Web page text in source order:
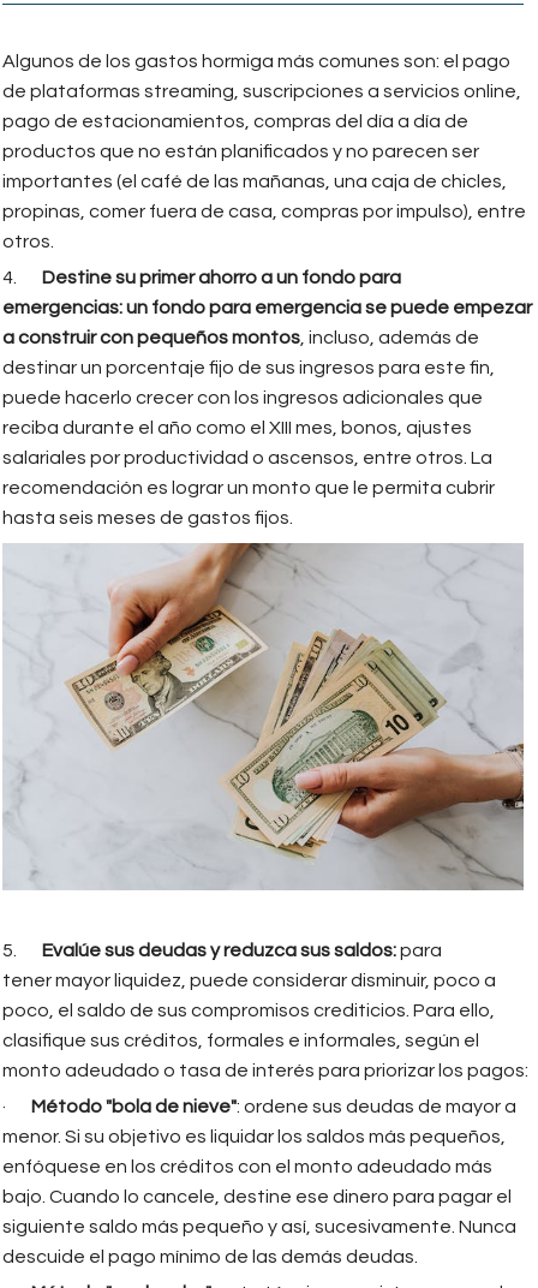
Algunos de los gastos hormiga más comunes son: el pago
de plataformas streaming, suscripciones a servicios online,
pago de estacionamientos, compras del día a día de
productos que no están planificados y no parecen ser
importantes (el café de las mañanas, una caja de chicles,
propinas, comer fuera de casa, compras por impulso), entre
otros.
4. Destine su primer ahorro a un fondo para
emergencias: un fondo para emergencia se puede empezar
a construir con pequeños montos , incluso, además de
destinar un porcentaje fijo de sus ingresos para este fin,
puede hacerlo crecer con los ingresos adicionales que
reciba durante el año como el XIII mes, bonos, ajustes
salariales por productividad o ascensos, entre otros. La
recomendación es lograr un monto que le permita cubrir
hasta seis meses de gastos fijos.
pexels-photo-4968651.jpeg
5. Evalúe sus deudas y reduzca sus saldos:para
tener mayor liquidez, puede considerar disminuir, poco a
poco, el saldo de sus compromisos crediticios. Para ello,
clasifique sus créditos, formales e informales, según el
monto adeudado o tasa de interés para priorizar los pagos:
· Método "bola de nieve": ordene sus deudas de mayor a
menor. Si su objetivo es liquidar los saldos más pequeños,
enfóquese en los créditos con el monto adeudado más
bajo. Cuando lo cancele, destine ese dinero para pagar el
siguiente saldo más pequeño y así, sucesivamente. Nunca
descuide el pago mínimo de las demás deudas.